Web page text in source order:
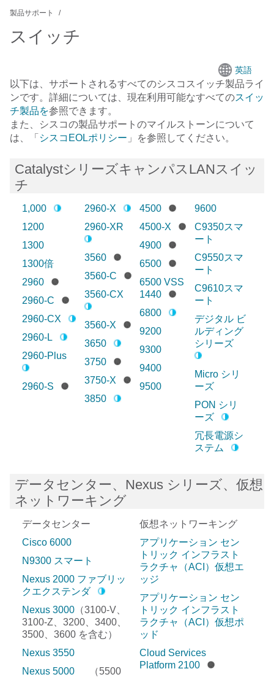
製品サポート
スイッチ
英語
以下は、サポートされるすべてのシスコスイッチ製品ライ
ンです。詳細については、現在利用可能なすべてのスイッ
チ製品を参照できます。
また、シスコの製品サポートのマイルストーンについて
は、「 シスコEOLポリシー 」を参照してください。
CatalystシリーズキャンパスLANスイッ
チ
1,000
1200
1300
1300倍
2960
2960-C
2960-CX
2960-L
2960-Plus
2960-S
2960-X
2960-XR
3560
3560-C
3560-CX
3560-X
3650
3750
3750-X
3850
4500
4500-X
4900
6500
6500 VSS
1440
6800
9200
9300
9400
9500
9600
C9350スマ
ート
C9550スマ
ート
C9610スマ
ート
デジタル ビ
ルディング
シリーズ
Micro シリ
ーズ
PON シリ
ーズ
冗長電源シ
ステム
データセンター、Nexus シリーズ、仮想
ネットワーキング
データセンター
Cisco 6000
N9300 スマート
Nexus 2000 ファブリッ
クエクステンダ
Nexus 3000 （3100-V、
3100-Z、3200、3400、
3500、3600 を含む）
Nexus 3550
Nexus 5000 （5500
仮想ネットワーキング
アプリケーション セン
トリック インフラスト
ラクチャ（ACI）仮想エ
ッジ
アプリケーション セン
トリック インフラスト
ラクチャ（ACI）仮想ポ
ッド
Cloud Services
Platform 2100